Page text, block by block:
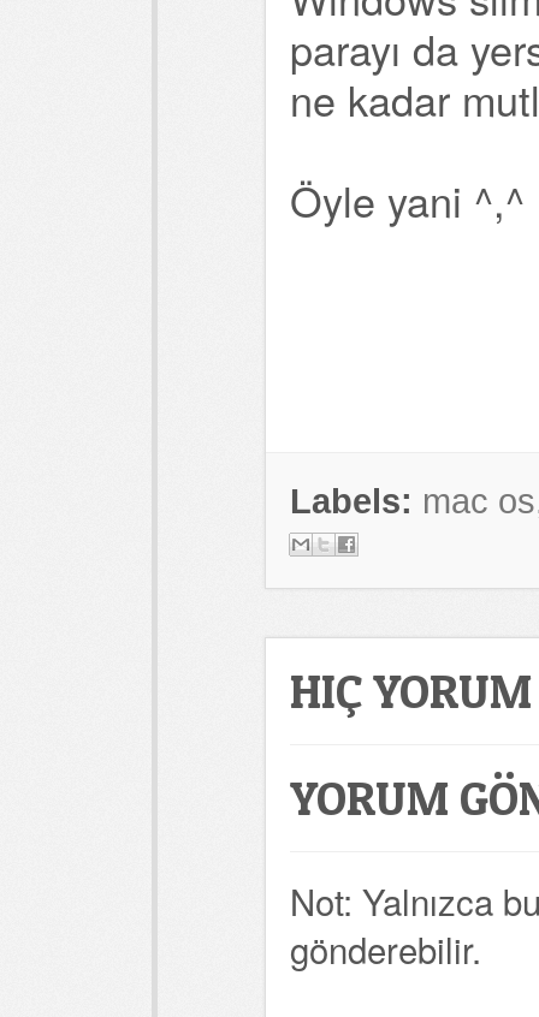
parayı da
ne kadar
Öyle yani ^,^
Labels: mac os
HIÇ
YORUM
Not: Yalnızca
gönderebilir.